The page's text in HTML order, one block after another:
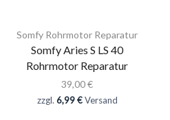
Somfy Rohrmotor Reparatur
Somfy Aries S LS 40
Rohrmotor Reparatur
39,00€
zzgl. 6,99 €Versand